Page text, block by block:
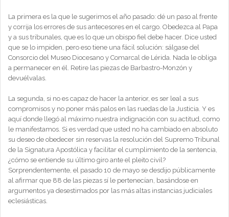
La primera es la que le sugerimos el año pasado: dé un paso al frente
y corrija los errores de sus antecesores en el cargo. Obedezca al Papa
y a sus tribunales, que es lo que un obispo fiel debe hacer. Dice usted
que se lo impiden, pero eso tiene una fácil solución: sálgase del
Consorcio del Museo Diocesano y Comarcal de Lérida. Nada le obliga
a permanecer en él. Retire las piezas de Barbastro-Monzón y
devuélvalas.
La segunda, si no es capaz de hacer la anterior, es ser leal a sus
compromisos y no poner más palos en las ruedas de la Justicia. Y es
aquí donde llegó al máximo nuestra indignación con su actitud, como
le manifestamos. Si es verdad que usted no ha cambiado en absoluto
su deseo de obedecer sin reservas la resolución del Supremo Tribunal
de la Signatura Apostólica y facilitar el cumplimiento de la sentencia,
¿cómo se entiende su último giro ante el pleito civil?
Sorprendentemente, el pasado 10 de mayo se desdijo públicamente
al afirmar que 88 de las piezas sí le pertenecían, basándose en
argumentos ya desestimados por las más altas instancias judiciales
eclesiásticas.